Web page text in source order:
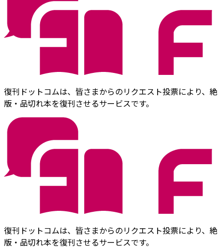
復刊ドットコムは、皆さまからのリクエスト投票により、絶
版・品切れ本を復刊させるサービスです。
復刊ドットコムは、皆さまからのリクエスト投票により、絶
版・品切れ本を復刊させるサービスです。